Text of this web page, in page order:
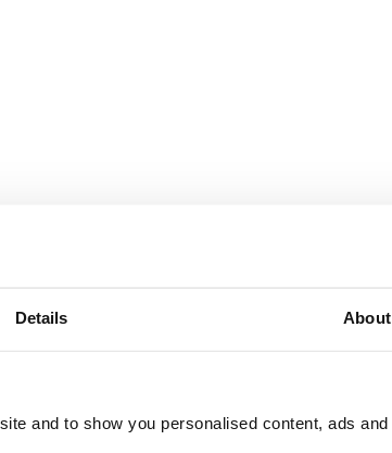
Details About
and to show you personalised content, ads and